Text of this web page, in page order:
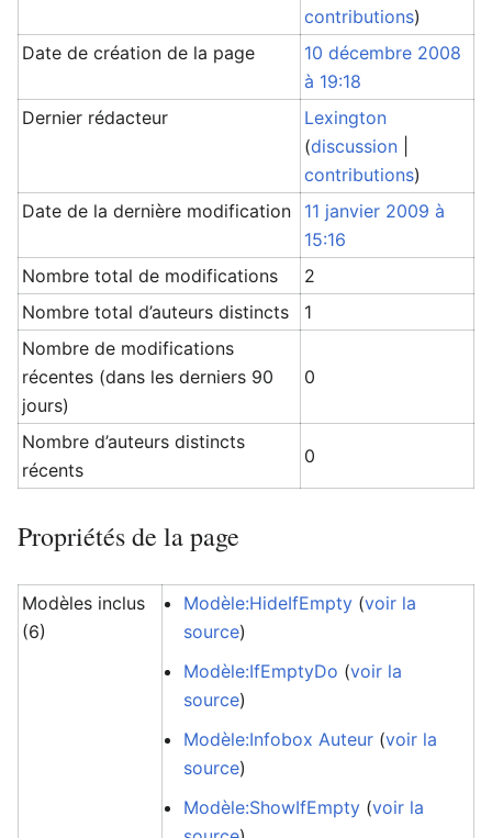
contributions)
Date de création de la page
10 décembre 2008
à 19:18
Dernier rédacteur
Lexington
(discussion
contributions)
Date de la dernière modification
11 janvier 2009 à
15:16
Nombre total de modifications
2
Nombre total d’auteurs distincts
1
Nombre de modifications
récentes (dans les derniers 90
jours)
0
Nombre d’auteurs distincts
récents
0
Propriétés de la page
Modèles inclus
(6)
Modèle:HideIfEmpty (voir la
source)
Modèle:IfEmptyDo (voir la
source)
Modèle:Infobox Auteur (voir la
source)
Modèle:ShowIfEmpty (voir la